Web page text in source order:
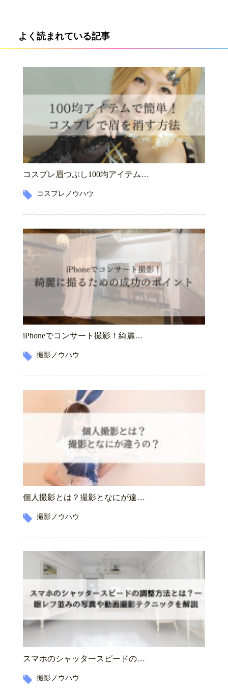
よく読まれている記事
コスプレ眉つぶし100均アイテム…
コスプレノウハウ
iPhoneでコンサート撮影！綺麗…
撮影ノウハウ
個人撮影とは？撮影となにが違…
撮影ノウハウ
スマホのシャッタースピードの…
撮影ノウハウ